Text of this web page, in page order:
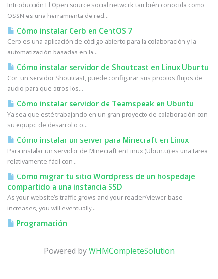
Introducción El Open source social network también conocida como
OSSN es una herramienta de red...
Cómo instalar Cerb en CentOS 7
Cerb es una aplicación de código abierto para la colaboración y la
automatización basadas en la...
Cómo instalar servidor de Shoutcast en Linux Ubuntu
Con un servidor Shoutcast, puede configurar sus propios flujos de
audio para que otros los...
Cómo instalar servidor de Teamspeak en Ubuntu
Ya sea que esté trabajando en un gran proyecto de colaboración con
su equipo de desarrollo o...
Cómo instalar un server para Minecraft en Linux
Para instalar un servidor de Minecraft en Linux (Ubuntu) es una tarea
relativamente fácil con...
Cómo migrar tu sitio Wordpress de un hospedaje
compartido a una instancia SSD
As your website’s traffic grows and your reader/viewer base
increases, you will eventually...
Programación
Powered byWHMCompleteSolution